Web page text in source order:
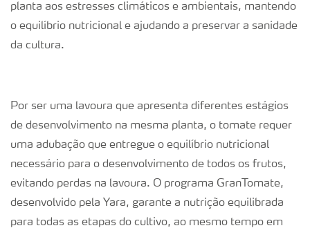
planta aos estresses climáticos e ambientais, mantendo
o equilíbrio nutricional e ajudando a preservar a sanidade
da cultura.
Por ser uma lavoura que apresenta diferentes estágios
de desenvolvimento na mesma planta, o tomate requer
uma adubação que entregue o equilíbrio nutricional
necessário para o desenvolvimento de todos os frutos,
evitando perdas na lavoura. O programa GranTomate,
desenvolvido pela Yara, garante a nutrição equilibrada
para todas as etapas do cultivo, ao mesmo tempo em